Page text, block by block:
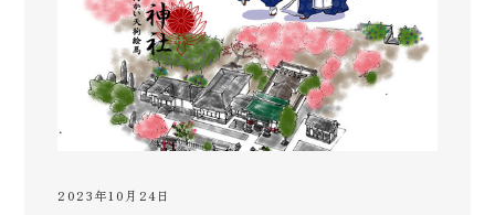
2023年10月24日